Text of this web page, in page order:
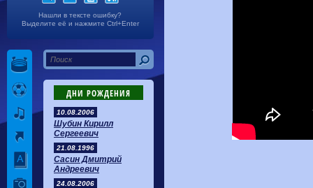
Нашли в тексте ошибку?
Выделите её и нажмите Ctrl+Enter
ДНИ РОЖДЕНИЯ
10.08.2006
Шубин Кирилл
Сергеевич
21.08.1996
Сасин Дмитрий
Андреевич
24.08.2006